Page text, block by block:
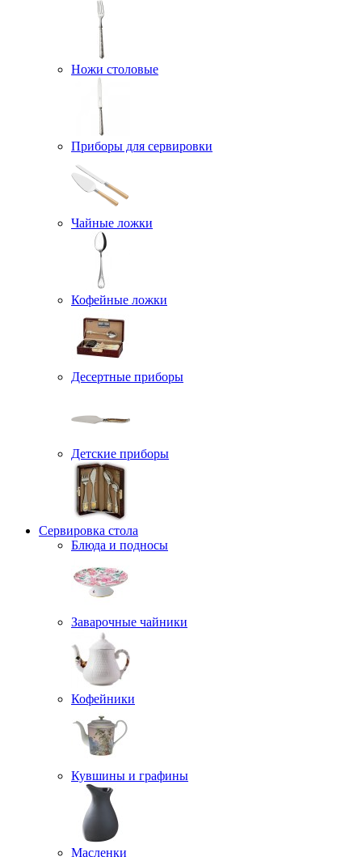
Ножи столовые
Приборы для сервировки
Чайные ложки
Кофейные ложки
Десертные приборы
Детские приборы
Сервировка стола
Блюда и подносы
Заварочные чайники
Кофейники
Кувшины и графины
Масленки